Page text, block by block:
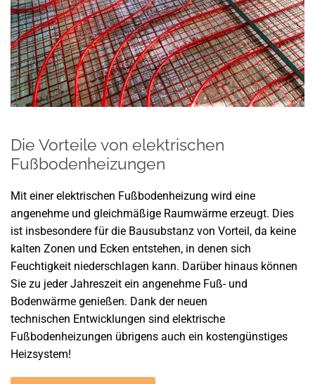
Die Vorteile von elektrischen
Fußbodenheizungen
Mit einer elektrischen Fußbodenheizung wird eine
angenehme und gleichmäßige Raumwärme erzeugt. Dies
ist insbesondere für die Bausubstanz von Vorteil, da keine
kalten Zonen und Ecken entstehen, in denen sich
Feuchtigkeit niederschlagen kann. Darüber hinaus können
Sie zu jeder Jahreszeit ein angenehme Fuß- und
Bodenwärme genießen. Dank der neuen
technischen Entwicklungen sind elektrische
Fußbodenheizungen übrigens auch ein kostengünstiges
Heizsystem!